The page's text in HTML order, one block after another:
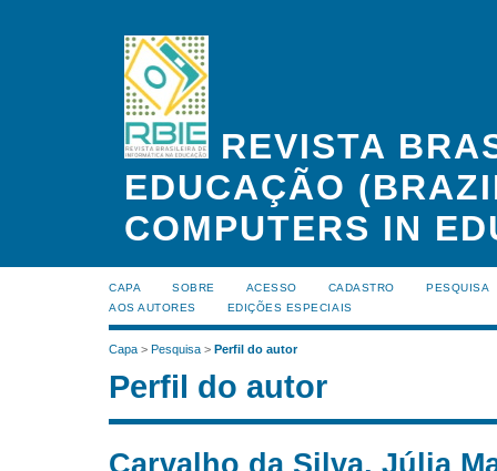
REVISTA
EDUCAÇÃO
COMPUTERS IN
CAPA SOBRE ACESSO CADASTRO
PESQUISA
AOS AUTORES
EDIÇÕES ESPECIAIS
Capa > Pesquisa > Perfil do autor
Perfil do autor
Carvalho da Silva, Júlia